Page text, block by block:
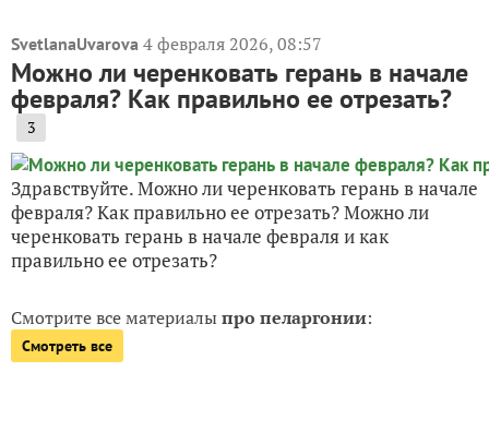
SvetlanaUvarova 4 февраля 2026, 08:57
Можно ли черенковать герань в начале
февраля? Как правильно ее отрезать?
3
Здравствуйте. Можно ли черенковать герань в начале
февраля? Как правильно ее отрезать? Можно ли
черенковать герань в начале февраля и как
правильно ее отрезать?
Смотрите все материалыпро пеларгонии:
Смотреть все